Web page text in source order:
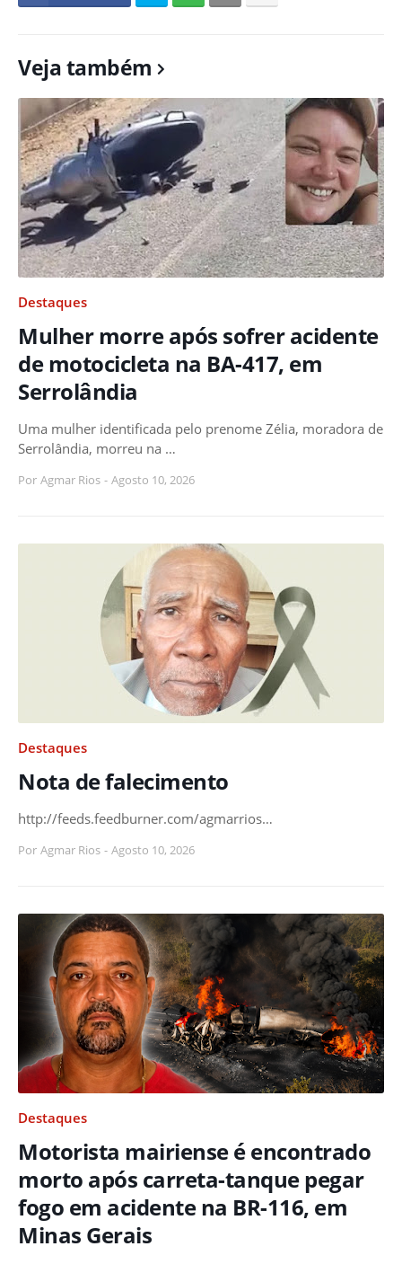
Veja também
Destaques
Mulher morre após sofrer acidente
de motocicleta na BA-417, em
Serrolândia
Uma mulher identificada pelo prenome Zélia, moradora de
Serrolândia, morreu na …
Por Agmar Rios - Agosto 10, 2026
Destaques
Nota de falecimento
http://feeds.feedburner.com/agmarrios…
Por Agmar Rios - Agosto 10, 2026
Destaques
Motorista mairiense é encontrado
morto após carreta-tanque pegar
fogo em acidente na BR-116, em
Minas Gerais